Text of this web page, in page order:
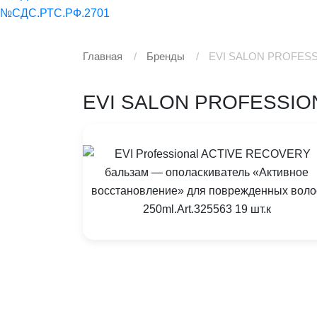
№СДС.РТС.РФ.2701
Главная Бренды EVI SALON
EVI SALON